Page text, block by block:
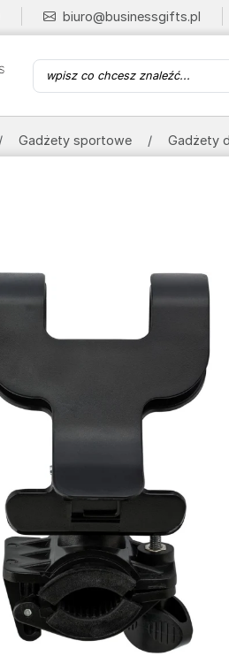
biuro@businessgifts.pl
Gadżety sportowe Gadżety